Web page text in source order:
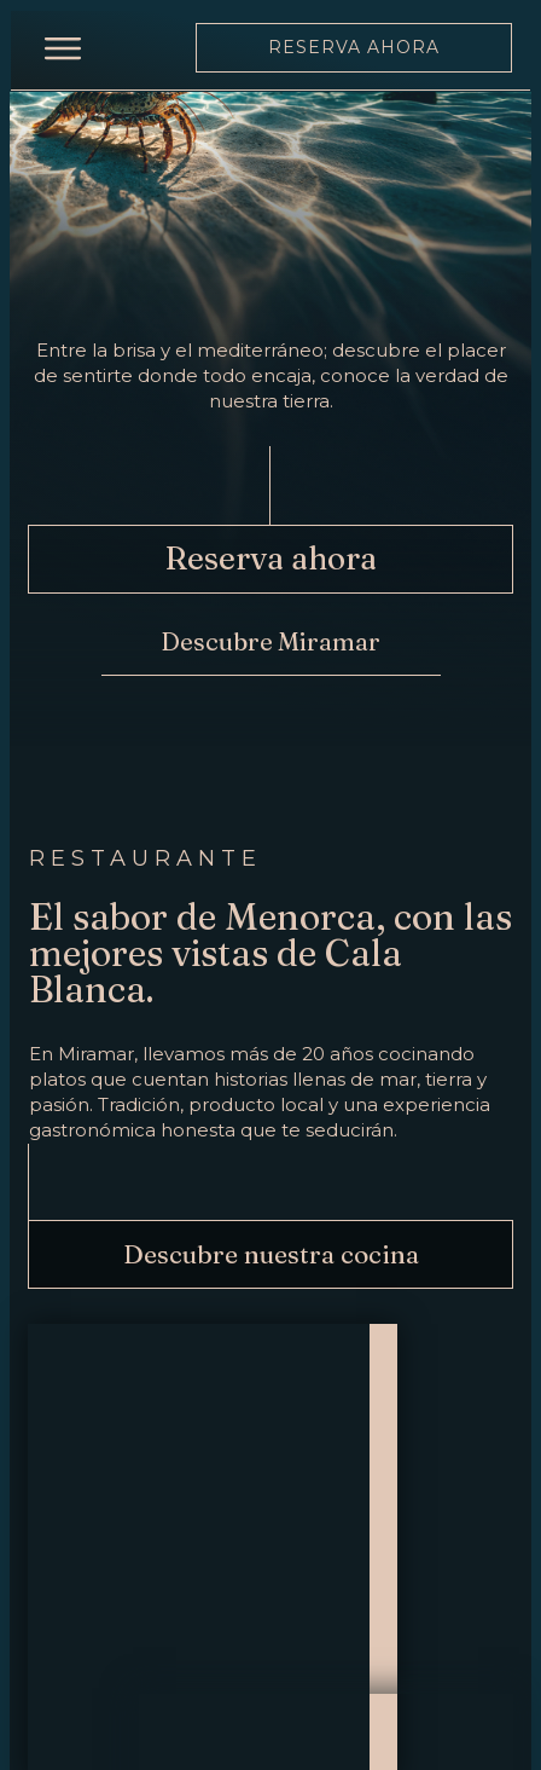
INICIO
RESTAURANTE
CARTA
CARTA
EQUIPO
RESERVA
RESERVA AHORA
Entre la brisa y el mediterráneo; descubre el placer
de sentirte donde todo encaja, conoce la verdad de
nuestra tierra.
Reserva ahora
Descubre Miramar
RESTAURANTE
El sabor de Menorca, con las
mejores vistas de Cala
Blanca.
En Miramar, llevamos más de 20 años cocinando
platos que cuentan historias llenas de mar, tierra y
pasión. Tradición, producto local y una experiencia
gastronómica honesta que te seducirán.
Descubre nuestra cocina